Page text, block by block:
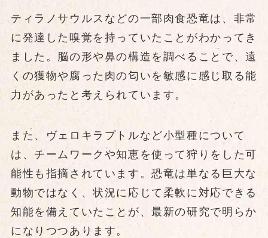
ティラノサウルスなどの一部肉食恐竜は、非常
に発達した嗅覚を持っていたことがわかってき
ました。脳の形や鼻の構造を調べることで、遠
くの獲物や腐った肉の匂いを敏感に感じ取る能
力があったと考えられています。
また、ヴェロキラプトルなど小型種について
は、チームワークや知恵を使って狩りをした可
能性も指摘されています。恐竜は単なる巨大な
動物ではなく、状況に応じて柔軟に対応できる
知能を備えていたことが、最新の研究で明らか
になりつつあります。